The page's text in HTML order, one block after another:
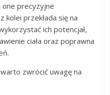
one precyzyjne
kolei przekłada się na
ich potencjał,
ciała oraz poprawna
zwrócić uwagę na